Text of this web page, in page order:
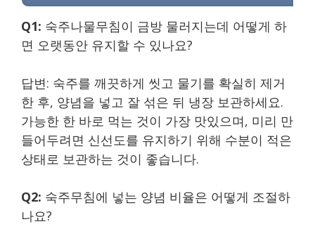
Q1: 숙주나물무침이 금방 물러지는데 어떻게 하
면 오랫동안 유지할 수 있나요?
답변: 숙주를 깨끗하게 씻고 물기를 확실히 제거
한 후, 양념을 넣고 잘 섞은 뒤 냉장 보관하세요.
가능한 한 바로 먹는 것이 가장 맛있으며, 미리 만
들어두려면 신선도를 유지하기 위해 수분이 적은
상태로 보관하는 것이 좋습니다.
Q2: 숙주무침에 넣는 양념 비율은 어떻게 조절하
나요?